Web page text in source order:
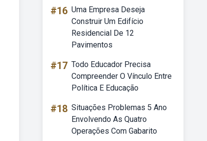
#16 Uma Empresa Deseja
Construir Um Edifício
Residencial De 12
Pavimentos
#17 Todo Educador Precisa
Compreender O Vínculo Entre
Política E Educação
#18 Situações Problemas 5 Ano
Envolvendo As Quatro
Operações Com Gabarito